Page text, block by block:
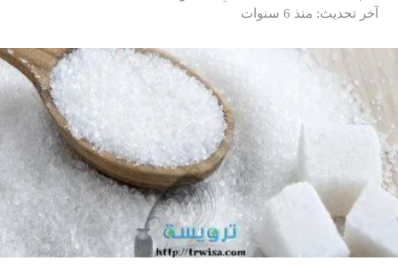
آخر تحديث منذ 6 سنوات